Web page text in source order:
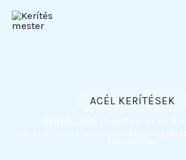
Skip
ACÉL KERÍTÉSEK
Gondozás mentes acél
Nem csak stílusos, hanem gazdaságos is
köszönhetően!